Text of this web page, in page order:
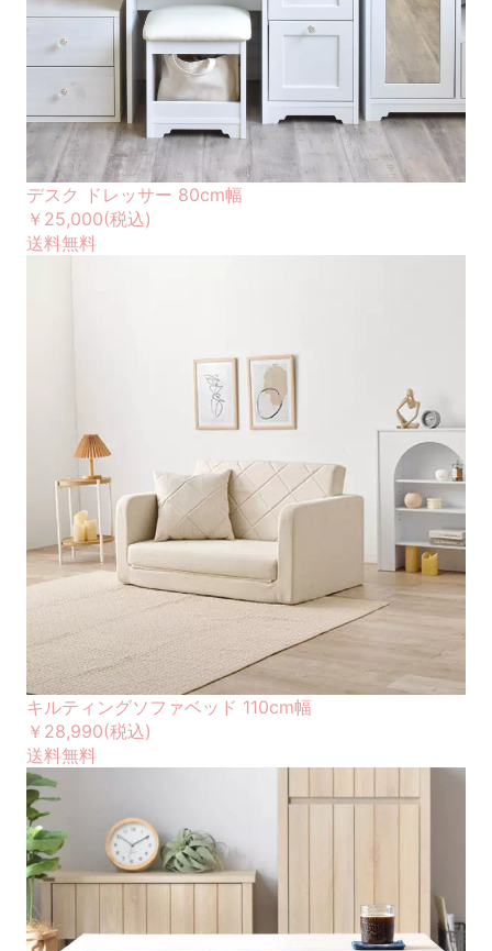
デスク ドレッサー 80cm幅
￥25,000(税込)
送料無料
キルティングソファベッド 110cm幅
￥28,990(税込)
送料無料